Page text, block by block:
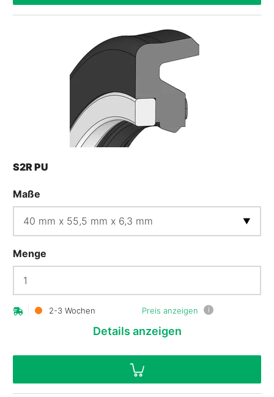
S2R PU
Maße
Menge
Preis anzeigen i
2-3 Wochen
Details anzeigen